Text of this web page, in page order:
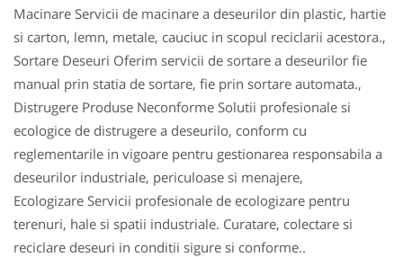
Macinare Servicii de macinare a deseurilor din plastic, hartie
si carton, lemn, metale, cauciuc in scopul reciclarii acestora.,
Sortare Deseuri Oferim servicii de sortare a deseurilor fie
manual prin statia de sortare, fie prin sortare automata.,
Distrugere Produse Neconforme Solutii profesionale si
ecologice de distrugere a deseurilo, conform cu
reglementarile in vigoare pentru gestionarea responsabila a
deseurilor industriale, periculoase si menajere,
Ecologizare Servicii profesionale de ecologizare pentru
terenuri, hale si spatii industriale. Curatare, colectare si
reciclare deseuri in conditii sigure si conforme..